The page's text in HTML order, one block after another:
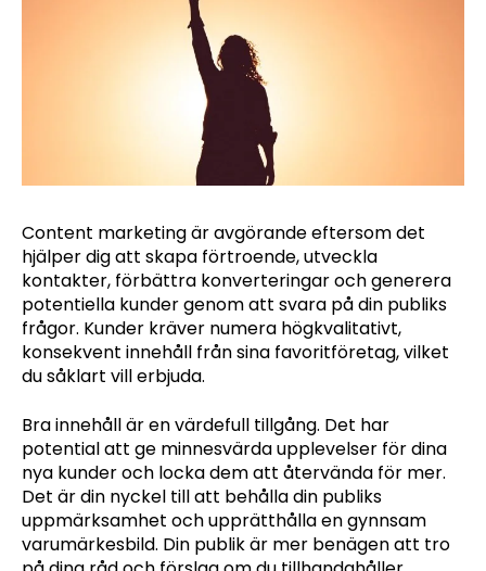
Content marketing är avgörande eftersom det
hjälper dig att skapa förtroende, utveckla
kontakter, förbättra konverteringar och generera
potentiella kunder genom att svara på din publiks
frågor. Kunder kräver numera högkvalitativt,
konsekvent innehåll från sina favoritföretag, vilket
du såklart vill erbjuda.
Bra innehåll är en värdefull tillgång. Det har
potential att ge minnesvärda upplevelser för dina
nya kunder och locka dem att återvända för mer.
Det är din nyckel till att behålla din publiks
uppmärksamhet och upprätthålla en gynnsam
varumärkesbild. Din publik är mer benägen att tro